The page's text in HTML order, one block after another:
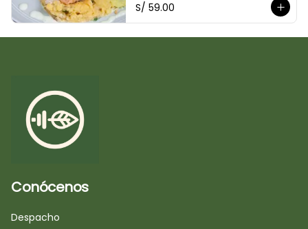
S/ 59.00
Conócenos
Despacho